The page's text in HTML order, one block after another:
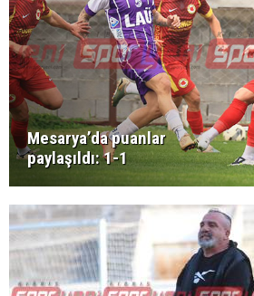
Mesarya’da puanlar
paylaşıldı: 1-1